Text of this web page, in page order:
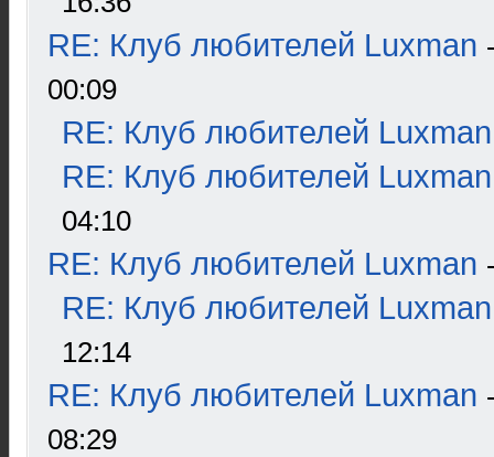
RE: Клуб любителей Luxman
00:09
RE: Клуб любителей Luxman
RE: Клуб любителей Luxman
04:10
RE: Клуб любителей Luxman
RE: Клуб любителей Luxman
12:14
RE: Клуб любителей Luxman
08:29